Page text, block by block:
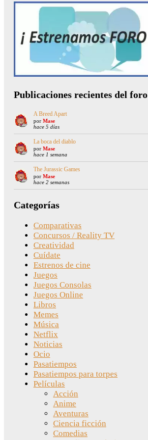
Publicaciones recientes del foro
A Breed Apart
por Mase
hace 5 días
La boca del diablo
por Mase
hace 1 semana
The Jurassic Games
por Mase
hace 2 semanas
Categorías
Comparativas
Concursos / Reality TV
Creatividad
Cuídate
Estrenos de cine
Juegos
Juegos Consolas
Juegos Online
Libros
Memes
Música
Netflix
Noticias
Ocio
Pasatiempos
Pasatiempos para torpes
Películas
Acción
Anime
Aventuras
Ciencia ficción
Comedias